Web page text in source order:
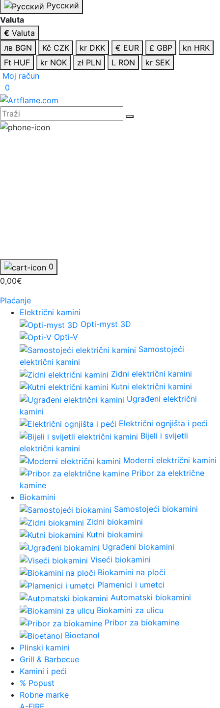
Русский
Valuta
€ Valuta
лв BGN
Kč CZK kr DKK € EUR £ GBP
kn HRK
Ft HUF
kr NOK zł PLN L RON
kr SEK
Moj račun
0
0
0,00€
Plaćanje
Električni kamini
Opti-myst 3D
Opti-V
Samostojeći
električni kamini
Zidni električni kamini
Kutni električni kamini
Ugrađeni električni
kamini
Električni ognjišta i peći
Bijeli i svijetli
električni kamini
Moderni električni kamini
Pribor za električne
kamine
Biokamini
Samostojeći biokamini
Zidni biokamini
Kutni biokamini
Ugrađeni biokamini
Viseći biokamini
Biokamini na ploči
Plamenici i umetci
Automatski biokamini
Biokamini za ulicu
Pribor za biokamine
Bioetanol
Plinski kamini
Grill & Barbecue
Kamini i peći
% Popust
Robne marke